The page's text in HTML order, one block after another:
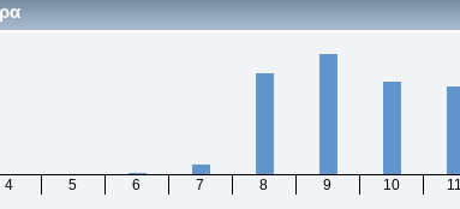
4 5 6 7 8 9 10 11